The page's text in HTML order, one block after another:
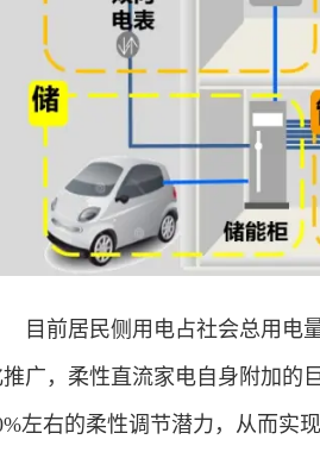
前居民侧用电占社会总用电量
推广，柔性直流家电自身附加的
左右的柔性调节潜力，从而实